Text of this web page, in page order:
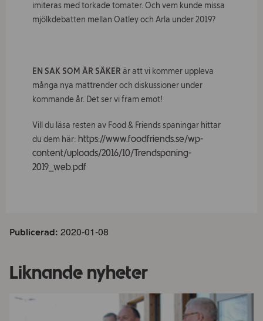
imiteras med torkade tomater. Och vem kunde missa
mjölkdebatten mellan Oatley och Arla under 2019?
EN SAK SOM ÄR SÄKER är att vi kommer uppleva
många nya mattrender och diskussioner under
kommande år. Det ser vi fram emot!
Vill du läsa resten av Food & Friends spaningar hittar
du dem här: https://www.foodfriends.se/wp-
content/uploads/2016/10/Trendspaning-
2019_web.pdf
Publicerad: 2020-01-08
Liknande nyheter